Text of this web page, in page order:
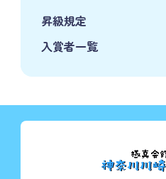
昇級規定
入賞者一覧